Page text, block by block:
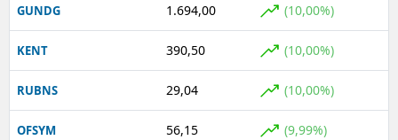
GUNDG 1.694,00 (10,00%)
KENT 390,50 (10,00%)
RUBNS 29,04 (10,00%)
OFSYM 56,15 (9,99%)